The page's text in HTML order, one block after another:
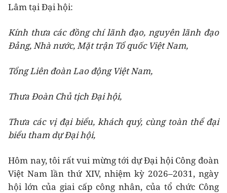
Lâm tại Đại hội:
Kính thưa các đồng chí lãnh đạo, nguyên lãnh đạo
Đảng, Nhà nước, Mặt trận Tổ quốc Việt Nam,
Tổng Liên đoàn Lao động Việt Nam,
Thưa Đoàn Chủ tịch Đại hội,
Thưa các vị đại biểu, khách quý, cùng toàn thể đại
biểu tham dự Đại hội,
Hôm nay, tôi rất vui mừng tới dự Đại hội Công đoàn
Việt Nam lần thứ XIV, nhiệm kỳ 2026–2031, ngày
hội lớn của giai cấp công nhân, của tổ chức Công